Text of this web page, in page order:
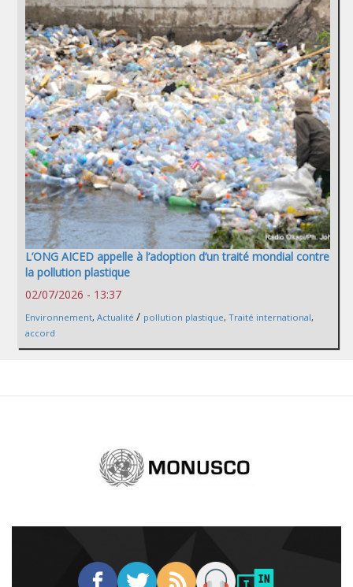
L’ONG AICED appelle à l’adoption d’un traité mondial contre
la pollution plastique
02/07/2026 - 13:37
Environnement, Actualité / pollution plastique, Traité international,
accord